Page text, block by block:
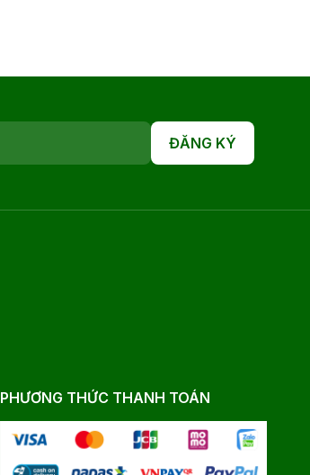
ĐĂNG KÝ
PHƯƠNG THỨC THANH TOÁN